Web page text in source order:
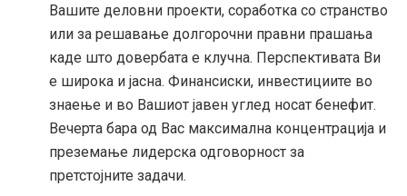
Вашите деловни проекти, соработка со странство
или за решавање долгорочни правни прашања
каде што довербата е клучна. Перспективата Ви
е широка и јасна. Финансиски, инвестициите во
знаење и во Вашиот јавен углед носат бенефит.
Вечерта бара од Вас максимална концентрација и
преземање лидерска одговорност за
претстојните задачи.